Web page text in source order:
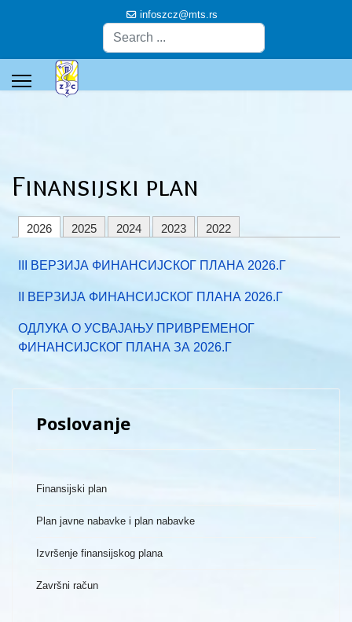
infoszcz@mts.rs
Finansijski plan
2026 2025 2024 2023 2022
III ВЕРЗИЈА ФИНАНСИЈСКОГ ПЛАНА 2026.Г
II ВЕРЗИЈА ФИНАНСИЈСКОГ ПЛАНА 2026.Г
ОДЛУКА О УСВАЈАЊУ ПРИВРЕМЕНОГ
ФИНАНСИЈСКОГ ПЛАНА ЗА 2026.Г
Poslovanje
Finansijski plan
Plan javne nabavke i plan nabavke
Izvršenje finansijskog plana
Završni račun